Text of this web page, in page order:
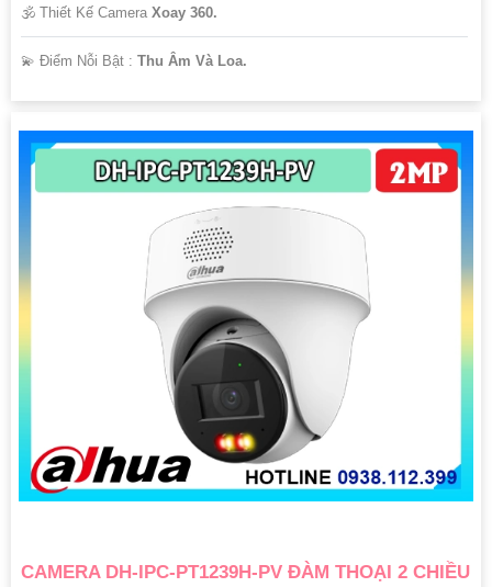
🕉️ Thiết Kế Camera Xoay 360.
️💫 Điểm Nỗi Bật : Thu Âm Và Loa.
CAMERA DH-IPC-PT1239H-PV ĐÀM THOẠI 2 CHIỀU